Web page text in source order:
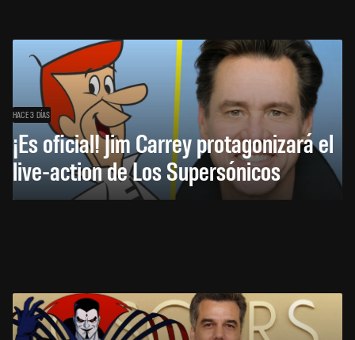
HACE 3 DÍAS
¡Es oficial! Jim Carrey protagonizará el
live-action de Los Supersónicos